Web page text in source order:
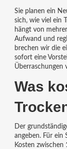
Sie planen ein
sich, wie viel ein
hängt von
Aufwand und
brechen wir die
sofort eine
Überraschungen
Was
Der
angeben. Für ein
Kosten zwischen